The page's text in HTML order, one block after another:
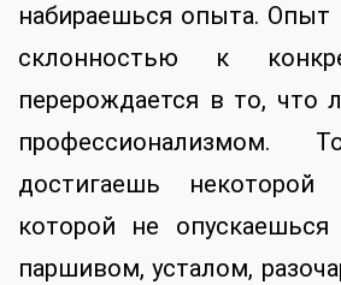
набираешься опыта. Опыт
склонностью к
перерождается в то, что
достигаешь
которой не
паршивом, усталом,